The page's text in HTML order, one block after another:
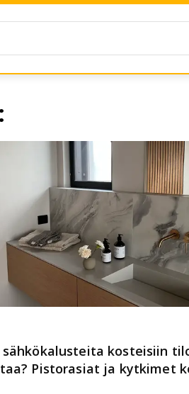
kosteisiin
Pistorasiat ja kytkimet